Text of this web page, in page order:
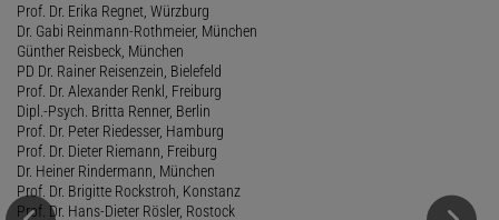
Prof. Dr. Erika Regnet, Würzburg
Dr. Gabi Reinmann-Rothmeier, München
Günther Reisbeck, München
PD Dr. Rainer Reisenzein, Bielefeld
Prof. Dr. Alexander Renkl, Freiburg
Dipl.-Psych. Britta Renner, Berlin
Prof. Dr. Peter Riedesser, Hamburg
Prof. Dr. Dieter Riemann, Freiburg
Dr. Heiner Rindermann, München
Prof. Dr. Brigitte Rockstroh, Konstanz
Prof. Dr. Hans-Dieter Rösler, Rostock